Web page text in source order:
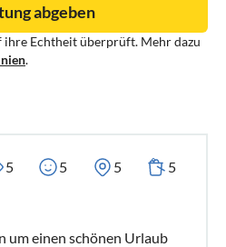
ihre Echtheit überprüft. Mehr dazu
.
abgeben
5 5 5 5
um einen schönen Urlaub